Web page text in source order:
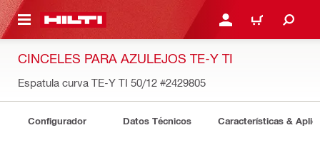
PRINCIPAL INICIE SESIÓN O
CARRITO
CINCELES PARA AZULEJOS TE-Y TI
Espatula curva TE-Y TI 50/12 #2429805
Configurador Datos Técnicos Características &